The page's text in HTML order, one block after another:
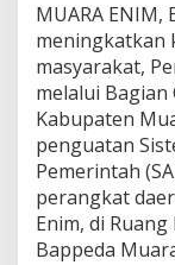
MUARA ENIM,
meningkatkan
masyarakat,
melalui
Kabupaten
penguatan
Pemerintah
perangkat
Enim, di
Bappeda